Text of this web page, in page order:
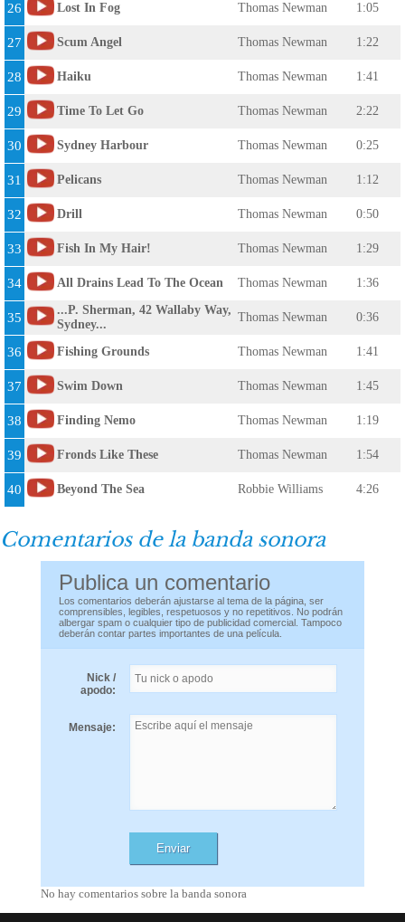
26 Lost In Fog Thomas Newman 1:05
27 Scum Angel Thomas Newman 1:22
28 Haiku Thomas Newman 1:41
29 Time To Let Go Thomas Newman 2:22
30 Sydney Harbour Thomas Newman 0:25
31 Pelicans Thomas Newman 1:12
32 Drill Thomas Newman 0:50
33 Fish In My Hair! Thomas Newman 1:29
34 All Drains Lead To The Ocean Thomas Newman 1:36
35
...P. Sherman, 42 Wallaby Way,
Sydney...
Thomas Newman 0:36
36 Fishing Grounds Thomas Newman 1:41
37 Swim Down Thomas Newman 1:45
38 Finding Nemo Thomas Newman 1:19
39 Fronds Like These Thomas Newman 1:54
40 Beyond The Sea Robbie Williams 4:26
Comentarios de la banda sonora
Publica un comentario
Los comentarios deberán ajustarse al tema de la página, ser
comprensibles, legibles, respetuosos y no repetitivos. No podrán
albergar spam o cualquier tipo de publicidad comercial. Tampoco
deberán contar partes importantes de una película.
Nick /
apodo:
Mensaje:
No hay comentarios sobre la banda sonora